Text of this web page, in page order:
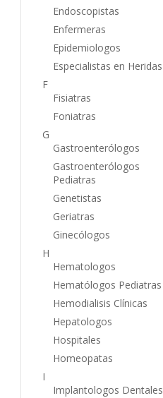
Endoscopistas
Enfermeras
Epidemiologos
Especialistas en Heridas
F
Fisiatras
Foniatras
G
Gastroenterólogos
Gastroenterólogos
Pediatras
Genetistas
Geriatras
Ginecólogos
H
Hematologos
Hematólogos Pediatras
Hemodialisis Clínicas
Hepatologos
Hospitales
Homeopatas
I
Implantologos Dentales